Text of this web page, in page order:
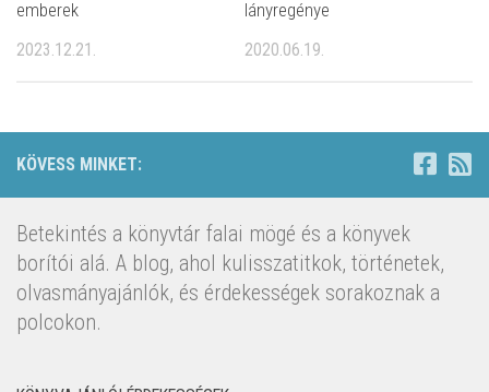
emberek
2023.12.21.
lányregénye
2020.06.19.
KÖVESS MINKET:
Betekintés a könyvtár falai mögé és a könyvek
borítói alá. A blog, ahol kulisszatitkok, történetek,
olvasmányajánlók, és érdekességek sorakoznak a
polcokon.